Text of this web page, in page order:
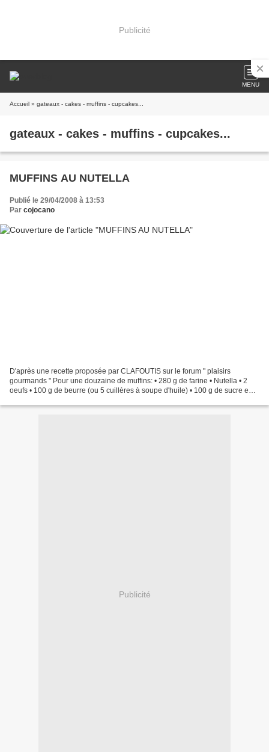
Publicité
MENU
Accueil » gateaux - cakes - muffins - cupcakes...
gateaux - cakes - muffins - cupcakes...
MUFFINS AU NUTELLA
Publié le 29/04/2008 à 13:53
Par cojocano
D'après une recette proposée par CLAFOUTIS sur le forum " plaisirs
gourmands " Pour une douzaine de muffins: • 280 g de farine • Nutella • 2
oeufs • 100 g de beurre (ou 5 cuillères à soupe d'huile) • 100 g de sucre en
Publicité